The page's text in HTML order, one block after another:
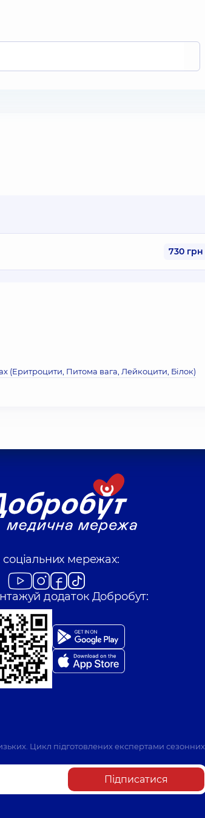
730 грн
(Еритроцити, Питома вага, Лейкоцити, Бiлок)
мережах:
додаток Добробут:
Цикл підготовлених експертами сезонних
Підписатися